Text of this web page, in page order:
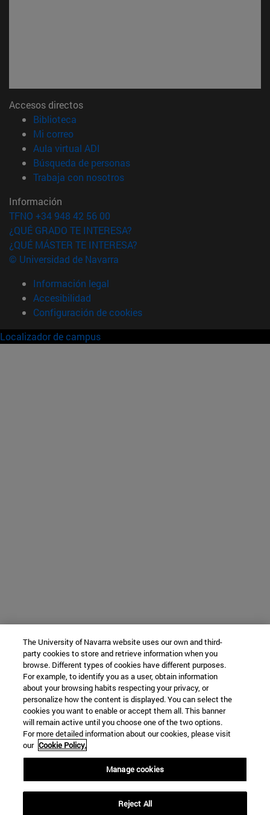
Accesos directos
Biblioteca
Mi correo(abre en nueva ventana)
Aula virtual ADI
Búsqueda de personas(abre en nueva ventana)
Trabaja con nosotros(abre en nueva ventana)
Información
TFNO +34 948 42 56 00
¿QUÉ GRADO TE INTERESA?
¿QUÉ MÁSTER TE INTERESA?
© Universidad de Navarra
Información legal
Accesibilidad
Configuración de cookies
Localizador de campus
The University of Navarra website uses our own and third-
party cookies to store and retrieve information when you
browse. Different types of cookies have different purposes.
For example, to identify you as a user, obtain information
about your browsing habits respecting your privacy, or
personalize how the content is displayed. You can select the
cookies you want to enable or accept them all. This banner
will remain active until you choose one of the two options.
For more detailed information about our cookies, please visit
our Cookie Policy.
Manage cookies
Reject All